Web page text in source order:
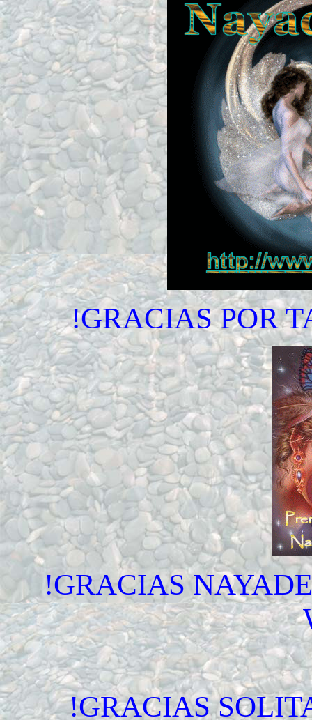
!GRACIAS POR
!GRACIAS
!GRACIAS